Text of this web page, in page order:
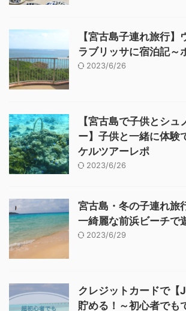
【宮古島子連れ旅行】
ラブリッサに宿泊記～
2023/6/26
【宮古島で子供とシュ
ー】子供と一緒に体験
ケルツアーレポ
2023/6/26
宮古島・冬の子連れ旅
一綺麗な前浜ビーチで
2023/6/29
クレジットカードで【
貯める！～初心者でも